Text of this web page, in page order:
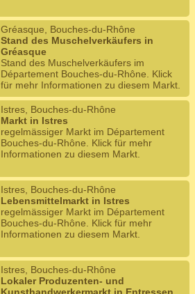
Gréasque, Bouches-du-Rhône
Stand des Muschelverkäufers in
Gréasque
Stand des Muschelverkäufers im
Département Bouches-du-Rhône. Klick
für mehr Informationen zu diesem Markt.
Istres, Bouches-du-Rhône
Markt in Istres
regelmässiger Markt im Département
Bouches-du-Rhône. Klick für mehr
Informationen zu diesem Markt.
Istres, Bouches-du-Rhône
Lebensmittelmarkt in Istres
regelmässiger Markt im Département
Bouches-du-Rhône. Klick für mehr
Informationen zu diesem Markt.
Istres, Bouches-du-Rhône
Lokaler Produzenten- und